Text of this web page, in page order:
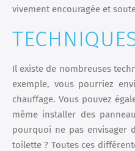
vivement encouragée et
Il existe de nombreuses
exemple, vous pourriez
chauffage. Vous pouvez
même installer des
pourquoi ne pas envisager
toilette ? Toutes ces